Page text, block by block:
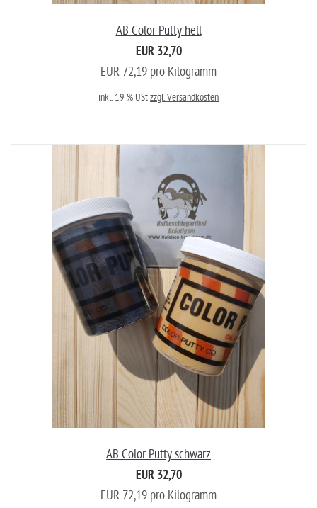
AB Color Putty hell
EUR 32,70
EUR 72,19 pro Kilogramm
inkl. 19 % UStzzgl. Versandkosten
AB Color Putty schwarz
EUR 32,70
EUR 72,19 pro Kilogramm